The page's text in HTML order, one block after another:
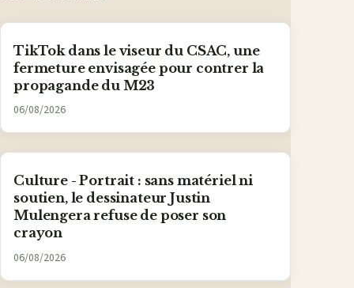
TikTok dans le viseur du CSAC, une
fermeture envisagée pour contrer la
propagande du M23
06/08/2026
Culture - Portrait : sans matériel ni
soutien, le dessinateur Justin
Mulengera refuse de poser son
crayon
06/08/2026